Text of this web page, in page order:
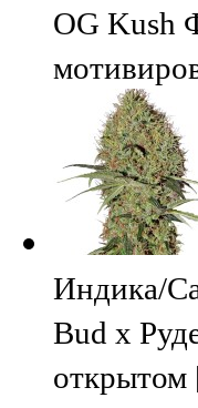
OG Kush
Индика/
Bud x